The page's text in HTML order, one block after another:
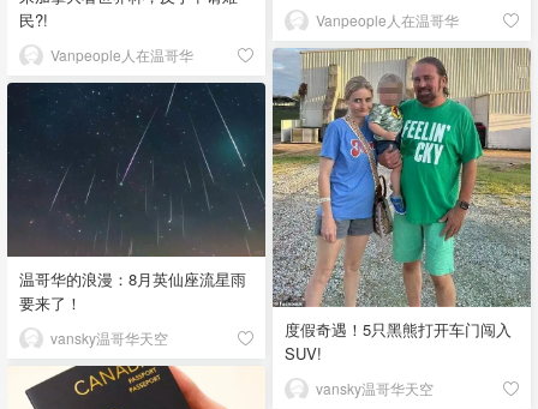
Vanpeople人在温哥华
民?!
Vanpeople人在温哥华
度假奇遇！5只黑熊打开车门闯入
SUV!
vansky温哥华天空
温哥华的浪漫：8月英仙座流星雨
要来了！
vansky温哥华天空